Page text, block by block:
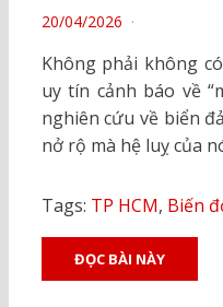
POSTED
20/04/2026
Không phải không
uy tín cảnh báo về
nghiên cứu về biển
nở rộ mà hệ luỵ của
Tags: TP HCM, Biến
ĐỌC BÀI NÀY